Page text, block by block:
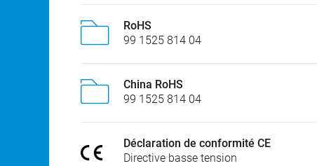
RoHS
99 1525 814 04
China RoHS
99 1525 814 04
Déclaration de conformité CE
Directive basse tension